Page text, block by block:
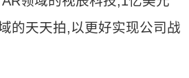
的天天拍,以更好实现公司战